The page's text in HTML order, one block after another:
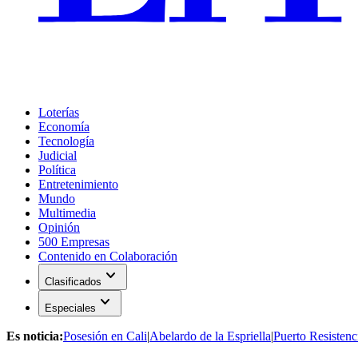
Loterías
Economía
Tecnología
Judicial
Política
Entretenimiento
Mundo
Multimedia
Opinión
500 Empresas
Contenido en Colaboración
Clasificados expand_more
Especiales expand_more
Es noticia:Posesión en Cali|Abelardo de la Espriella|Puerto